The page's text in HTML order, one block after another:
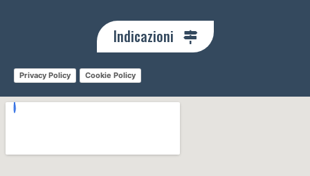
Indicazioni
Privacy Policy Cookie Policy